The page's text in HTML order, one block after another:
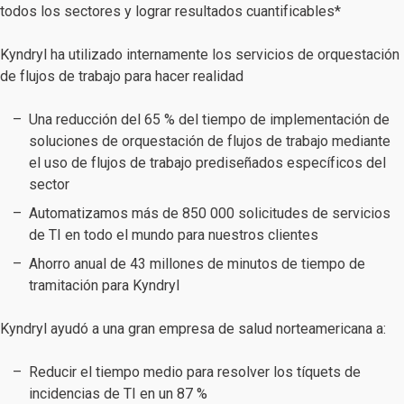
todos los sectores y lograr resultados cuantificables*
Kyndryl ha utilizado internamente los servicios de orquestación
de flujos de trabajo para hacer realidad
Una reducción del 65 % del tiempo de implementación de
soluciones de orquestación de flujos de trabajo mediante
el uso de flujos de trabajo prediseñados específicos del
sector
Automatizamos más de 850 000 solicitudes de servicios
de TI en todo el mundo para nuestros clientes
Ahorro anual de 43 millones de minutos de tiempo de
tramitación para Kyndryl
Kyndryl ayudó a una gran empresa de salud norteamericana a:
Reducir el tiempo medio para resolver los tíquets de
incidencias de TI en un 87 %